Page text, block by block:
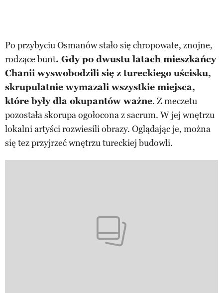
Po przybyciu Osmanów stało się chropowate, znojne,
rodzące bunt. Gdy po dwustu latach mieszkańcy
Chanii wyswobodzili się z tureckiego uścisku,
skrupulatnie wymazali wszystkie miejsca,
które były dla okupantów ważne. Z meczetu
pozostała skorupa ogołocona z sacrum. W jej wnętrzu
lokalni artyści rozwiesili obrazy. Oglądając je, można
się tez przyjrzeć wnętrzu tureckiej budowli.